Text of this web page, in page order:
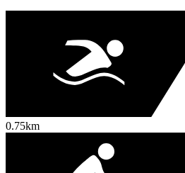
0.75km